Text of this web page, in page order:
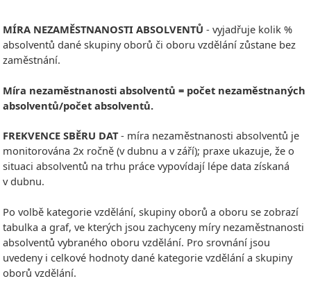
MÍRA NEZAMĚSTNANOSTI ABSOLVENTŮ - vyjadřuje kolik %
absolventů dané skupiny oborů či oboru vzdělání zůstane bez
zaměstnání.
Míra nezaměstnanosti absolventů = počet nezaměstnaných
absolventů/počet absolventů.
FREKVENCE SBĚRU DAT- míra nezaměstnanosti absolventů je
monitorována 2x ročně (v dubnu a v září); praxe ukazuje, že o
situaci absolventů na trhu práce vypovídají lépe data získaná
v dubnu.
Po volbě kategorie vzdělání, skupiny oborů a oboru se zobrazí
tabulka a graf, ve kterých jsou zachyceny míry nezaměstnanosti
absolventů vybraného oboru vzdělání. Pro srovnání jsou
uvedeny i celkové hodnoty dané kategorie vzdělání a skupiny
oborů vzdělání.